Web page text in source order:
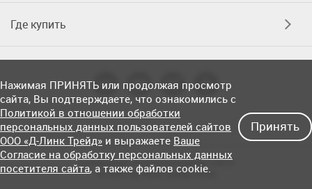
Где купить
Соглашение об использовании сайта
© OOO «Д-Линк Трейд» 2026
Нажимая ПРИНЯТЬ или продолжая просмотр
сайта, Вы подтверждаете, что ознакомились с
Политикой в отношении обработки
персональных данных пользователей сайтов
ООО «Д-Линк Трейд» и выражаете Ваше
Согласие на обработку персональных данных
посетителя сайта, а также файлов cookie.
Принять